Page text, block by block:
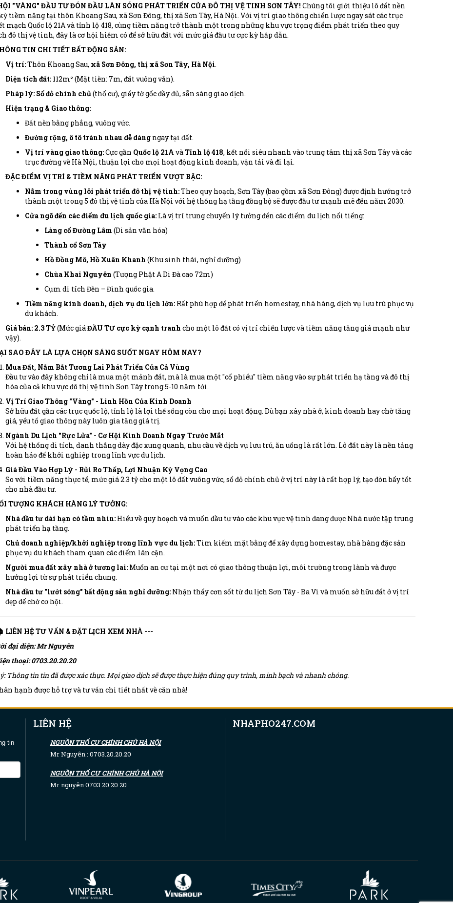
"VÀNG" ĐẦU TƯ ĐÓN ĐẦU LÀN SÓNG PHÁT TRIỂN CỦA ĐÔ THỊ VỆ TINH SƠN TÂY! Chúng tôi giới thiệu lô đất nền
tiềm năng tại thôn Khoang Sau, xã Sơn Đông, thị xã Sơn Tây, Hà Nội. Với vị trí giao thông chiến lược ngay sát các trục
mạch Quốc lộ 21A và tỉnh lộ 418, cùng tiềm năng trở thành một trong những khu vực trọng điểm phát triển theo quy
đô thị vệ tinh, đây là cơ hội hiếm có để sở hữu đất với mức giá đầu tư cực kỳ hấp dẫn.
TIN CHI TIẾT BẤT ĐỘNG SẢN:
Vị trí:Thôn Khoang Sau, xã Sơn Đông, thị xã Sơn Tây, Hà Nội.
Diện tích đất:112m² (Mặt tiền: 7m, đất vuông vắn).
Pháp lý: Sổ đỏ chính chủ(thổ cư), giấy tờ gốc đầy đủ, sẵn sàng giao dịch.
Hiện trạng & Giao thông:
Đất nền bằng phẳng, vuông vức.
Đường rộng, ô tô tránh nhau dễ dàngngay tại đất.
Vị trí vàng giao thông:Cực gần Quốc lộ 21A vàTỉnh lộ 418, kết nối siêu nhanh vào trung tâm thị xã Sơn Tây và các
trục đường về Hà Nội, thuận lợi cho mọi hoạt động kinh doanh, vận tải và đi lại.
ĐẶC ĐIỂM VỊ TRÍ & TIỀM NĂNG PHÁT TRIỂN VƯỢT BẬC:
Nằm trong vùng lõi phát triển đô thị vệ tinh:Theo quy hoạch, Sơn Tây (bao gồm xã Sơn Đông) được định hướng trở
thành một trong 5 đô thị vệ tinh của Hà Nội với hệ thống hạ tầng đồng bộ sẽ được đầu tư mạnh mẽ đến năm 2030.
Cửa ngõ đến các điểm du lịch quốc gia:Là vị trí trung chuyển lý tưởng đến các điểm du lịch nổi tiếng:
Làng cổ Đường Lâm (Di sản văn hóa)
Thành cổ Sơn Tây
Hồ Đồng Mô, Hồ Xuân Khanh (Khu sinh thái, nghỉ dưỡng)
Chùa Khai Nguyên (Tượng Phật A Di Đà cao 72m)
Cụm di tích Đền – Đình quốc gia.
Tiềm năng kinh doanh, dịch vụ du lịch lớn:Rất phù hợp để phát triển homestay, nhà hàng, dịch vụ lưu trú phục vụ
du khách.
Giá bán: 2.3 TỶ(Mức giáĐẦU TƯ cực kỳ cạnh tranh cho một lô đất có vị trí chiến lược và tiềm năng tăng giá mạnh như
vậy).
SAO ĐÂY LÀ LỰA CHỌN SÁNG SUỐT NGAY HÔM NAY?
Mua Đất, Nắm Bắt Tương Lai Phát Triển Của Cả Vùng
Đầu tư vào đây không chỉ là mua một mảnh đất, mà là mua một "cổ phiếu" tiềm năng vào sự phát triển hạ tầng và đô thị
hóa của cả khu vực đô thị vệ tinh Sơn Tây trong 5-10 năm tới.
Vị Trí Giao Thông "Vàng" - Linh Hồn Của Kinh Doanh
Sở hữu đất gần các trục quốc lộ, tỉnh lộ là lợi thế sống còn cho mọi hoạt động. Dù bạn xây nhà ở, kinh doanh hay chờ tăng
giá, yếu tố giao thông này luôn gia tăng giá trị.
Ngành Du Lịch "Rực Lửa" - Cơ Hội Kinh Doanh Ngay Trước Mắt
Với hệ thống di tích, danh thắng dày đặc xung quanh, nhu cầu về dịch vụ lưu trú, ăn uống là rất lớn. Lô đất này là nền tảng
hoàn hảo để khởi nghiệp trong lĩnh vực du lịch.
Giá Đầu Vào Hợp Lý - Rủi Ro Thấp, Lợi Nhuận Kỳ Vọng Cao
So với tiềm năng thực tế, mức giá 2.3 tỷ cho một lô đất vuông vức, sổ đỏ chính chủ ở vị trí này là rất hợp lý, tạo đòn bẩy tốt
cho nhà đầu tư.
TƯỢNG KHÁCH HÀNG LÝ TƯỞNG:
Nhà đầu tư dài hạn có tầm nhìn:Hiểu về quy hoạch và muốn đầu tư vào các khu vực vệ tinh đang được Nhà nước tập trung
phát triển hạ tầng.
Chủ doanh nghiệp/khởi nghiệp trong lĩnh vực du lịch:Tìm kiếm mặt bằng để xây dựng homestay, nhà hàng đặc sản
phục vụ du khách tham quan các điểm lân cận.
Người mua đất xây nhà ở tương lai:Muốn an cư tại một nơi có giao thông thuận lợi, môi trường trong lành và được
hưởng lợi từ sự phát triển chung.
Nhà đầu tư "lướt sóng" bất động sản nghỉ dưỡng:Nhận thấy cơn sốt từ du lịch Sơn Tây - Ba Vì và muốn sở hữu đất ở vị trí
đẹp để chờ cơ hội.
LIÊN HỆ TƯ VẤN & ĐẶT LỊCH XEM NHÀ ---
đại diện: Mr Nguyên
thoại: 0703.20.20.20
Thông tin tin đã được xác thực. Mọi giao dịch sẽ được thực hiện đúng quy trình, minh bạch và nhanh chóng.
hạnh được hỗ trợ và tư vấn chi tiết nhất về căn nhà!
tin
LIÊN HỆ
NGUỒN THỔ CƯ CHÍNH CHỦ HÀ NỘI
Mr Nguyên : 0703.20.20.20
NGUỒN THỔ CƯ CHÍNH CHỦ HÀ NỘI
Mr nguyên 0703.20.20.20
NHAPHO247.COM